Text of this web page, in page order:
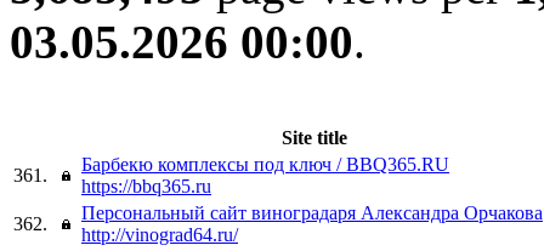
03.05.2026 00:00.
Site title
361.
Барбекю комплексы под ключ / BBQ365.RU
https://bbq365.ru
362.
Персональный сайт виноградаря Александра Орчакова
http://vinograd64.ru/